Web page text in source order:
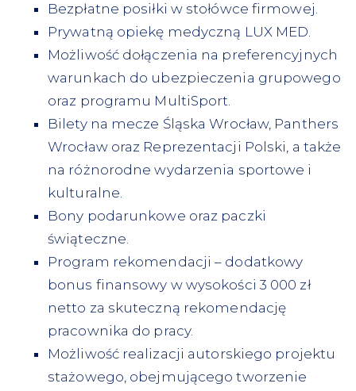
Bezpłatne posiłki w stołówce firmowej.
Prywatną opiekę medyczną LUX MED.
Możliwość dołączenia na preferencyjnych
warunkach do ubezpieczenia grupowego
oraz programu MultiSport.
Bilety na mecze Śląska Wrocław, Panthers
Wrocław oraz Reprezentacji Polski, a także
na różnorodne wydarzenia sportowe i
kulturalne.
Bony podarunkowe oraz paczki
świąteczne.
Program rekomendacji – dodatkowy
bonus finansowy w wysokości 3 000 zł
netto za skuteczną rekomendację
pracownika do pracy.
Możliwość realizacji autorskiego projektu
stażowego, obejmującego tworzenie